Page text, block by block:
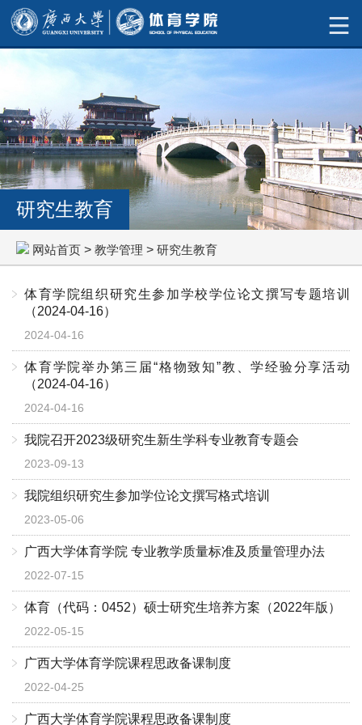
研究生教育
网站首页 > 教学管理 > 研究生教育
体育学院组织研究生参加学校学位论文撰写专题培训
（2024-04-16）
2024-04-16
体育学院举办第三届“格物致知”教、学经验分享活动
（2024-04-16）
2024-04-16
我院召开2023级研究生新生学科专业教育专题会
2023-09-13
我院组织研究生参加学位论文撰写格式培训
2023-05-06
广西大学体育学院 专业教学质量标准及质量管理办法
2022-07-15
体育（代码：0452）硕士研究生培养方案（2022年版）
2022-05-15
广西大学体育学院课程思政备课制度
2022-04-25
广西大学体育学院课程思政备课制度